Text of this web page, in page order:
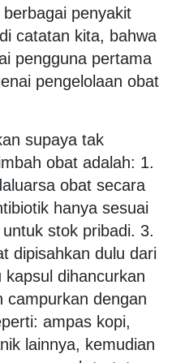
penyakit
catatan kita, bahwa
pengguna pertama
pengelolaan obat
supaya tak
obat adalah: 1.
obat secara
hanya sesuai
stok pribadi. 3.
dipisahkan dulu dari
kapsul dihancurkan
campurkan dengan
ampas kopi,
lainnya, kemudian